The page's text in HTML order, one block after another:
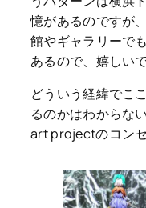
憶があるのですが
館やギャラリーで
あるので、嬉しいで
どういう経緯でこ
るのかはわからな
art projectのコンセ